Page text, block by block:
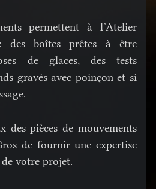
permettent à l’Atelier
des boîtes prêtes à être
de glaces, des tests
gravés avec poinçon et si
des pièces de mouvements
de fournir une expertise
votre projet.